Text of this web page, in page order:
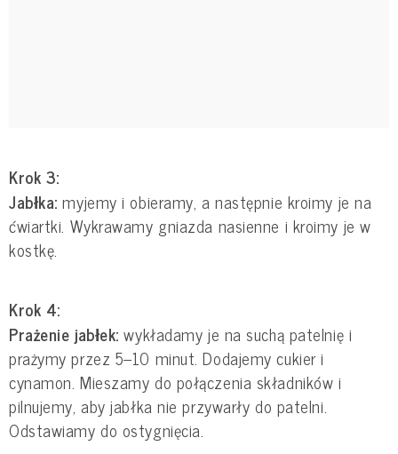
Krok 3:
Jabłka:myjemy i obieramy, a następnie kroimy je na
ćwiartki. Wykrawamy gniazda nasienne i kroimy je w
kostkę.
Krok 4:
Prażenie jabłek:wykładamy je na suchą patelnię i
prażymy przez 5–10 minut. Dodajemy cukier i
cynamon. Mieszamy do połączenia składników i
pilnujemy, aby jabłka nie przywarły do patelni.
Odstawiamy do ostygnięcia.